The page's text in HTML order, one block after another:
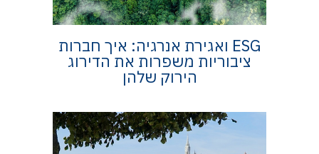
ESG ואגירת אנרגיה: איך חברות
ציבוריות משפרות את הדירוג
הירוק שלהן